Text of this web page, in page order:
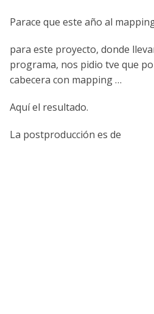
Parace que este año al
para este proyecto, donde
programa, nos pidio tve que
cabecera con mapping …
Aquí el resultado.
La postproducción es de